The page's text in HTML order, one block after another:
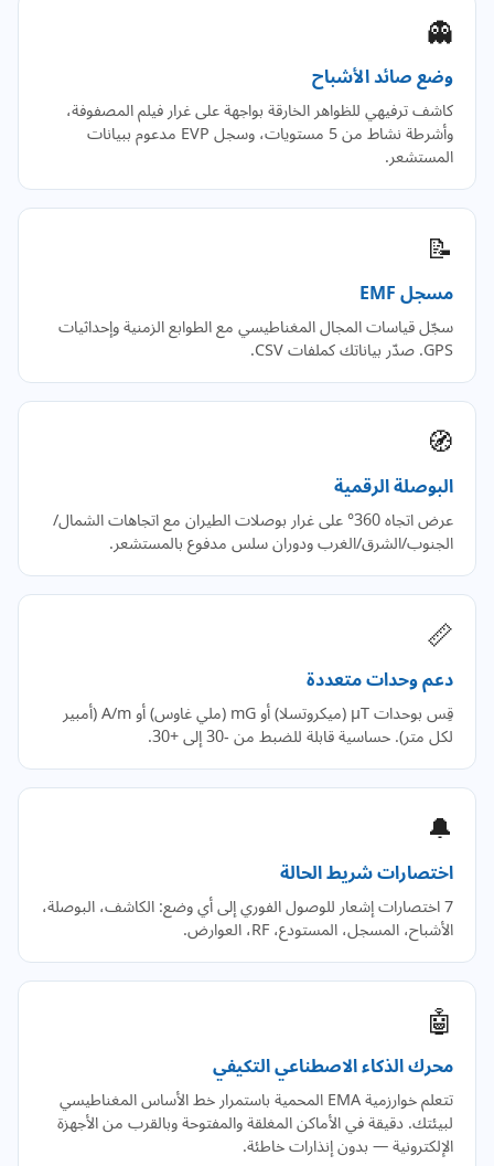
👻
وضع صائد الأشباح
كاشف ترفيهي للظواهر الخارقة بواجهة على غرار فيلم المصفوفة،
وأشرطة نشاط من 5 مستويات، وسجل EVP مدعوم ببيانات
المستشعر.
📝
مسجل EMF
سجّل قياسات المجال المغناطيسي مع الطوابع الزمنية وإحداثيات
GPS. صدّر بياناتك كملفات CSV.
🧭
البوصلة الرقمية
عرض اتجاه 360° على غرار بوصلات الطيران مع اتجاهات الشمال/
الجنوب/الشرق/الغرب ودوران سلس مدفوع بالمستشعر.
📏
دعم وحدات متعددة
قِس بوحدات µT (ميكروتسلا) أو mG (ملي غاوس) أو A/m (أمبير
لكل متر). حساسية قابلة للضبط من -30 إلى +30.
🔔
اختصارات شريط الحالة
7 اختصارات إشعار للوصول الفوري إلى أي وضع: الكاشف، البوصلة،
الأشباح، المسجل، المستودع، RF، العوارض.
🤖
محرك الذكاء الاصطناعي التكيفي
تتعلم خوارزمية EMA المحمية باستمرار خط الأساس المغناطيسي
لبيئتك. دقيقة في الأماكن المغلقة والمفتوحة وبالقرب من الأجهزة
الإلكترونية — بدون إنذارات خاطئة.